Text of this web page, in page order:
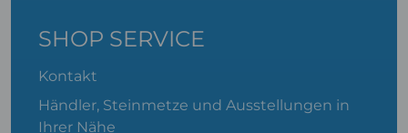
SHOP SERVICE
Kontakt
Händler, Steinmetze und Ausstellungen in
Ihrer Nähe